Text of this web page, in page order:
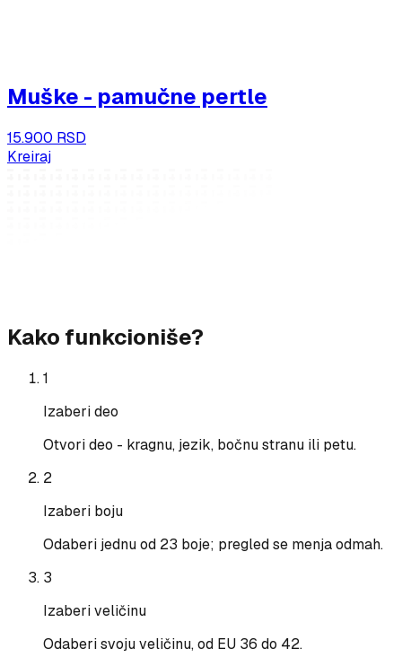
Muške - pamučne pertle
15.900 RSD
Kreiraj
Kako funkcioniše?
1
Izaberi deo
Otvori deo - kragnu, jezik, bočnu stranu ili petu.
2
Izaberi boju
Odaberi jednu od 23 boje; pregled se menja odmah.
3
Izaberi veličinu
Odaberi svoju veličinu, od EU 36 do 42.